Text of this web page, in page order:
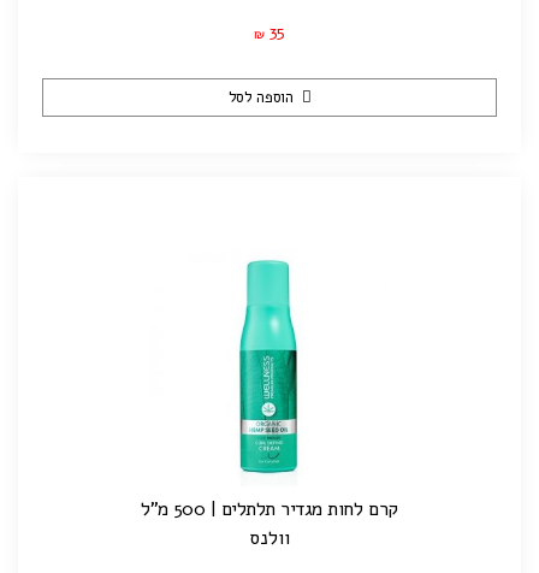
₪ 35
הוספה לסל
קרם לחות מגדיר תלתלים | 500 מ"ל
וולנס